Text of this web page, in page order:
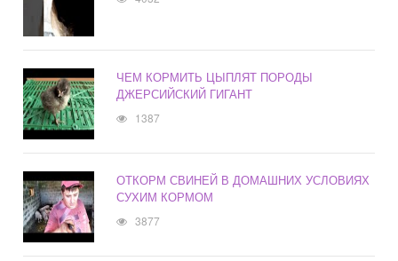
ЧЕМ КОРМИТЬ ЦЫПЛЯТ ПОРОДЫ
ДЖЕРСИЙСКИЙ ГИГАНТ
1387
ОТКОРМ СВИНЕЙ В ДОМАШНИХ УСЛОВИЯХ
СУХИМ КОРМОМ
3877